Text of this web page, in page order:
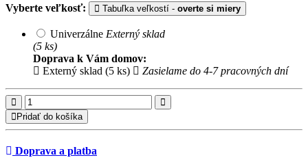
Vyberte veľkosť: Tabuľka veľkostí - overte si miery
Univerzálne Externý sklad
(5 ks)
Doprava k Vám domov:
Externý sklad (5 ks)
Zasielame do 4-7 pracovných dní
Pridať do košíka
Doprava a platba